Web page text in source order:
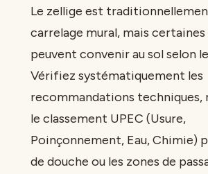
Le zellige est
carrelage mural, mais
peuvent convenir au sol selon
Vérifiez systématiquement les
recommandations
le classement UPEC (Usure,
Poinçonnement, Eau, Chimie)
de douche ou les zones de